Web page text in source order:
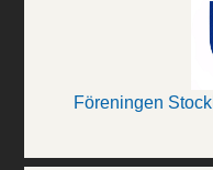
Föreningen